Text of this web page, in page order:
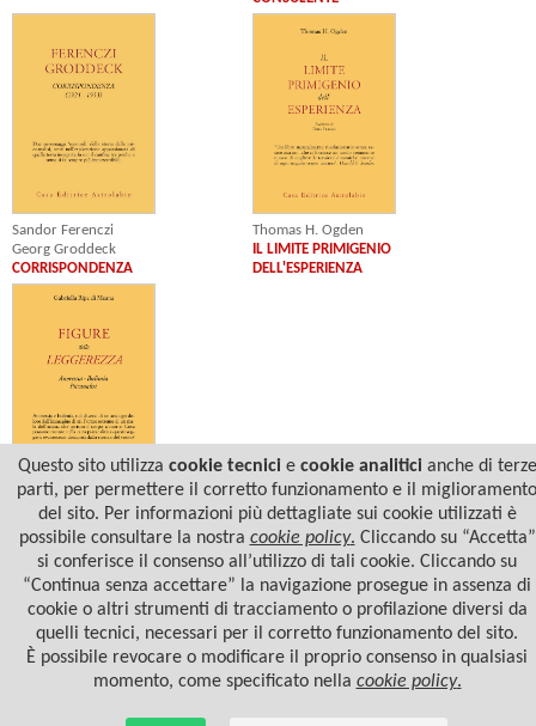
Sandor Ferenczi
Georg Groddeck
CORRISPONDENZA
Thomas H. Ogden
IL LIMITE PRIMIGENIO
DELL'ESPERIENZA
Gabriella Ripa di Meana
FIGURE DELLA LEGGEREZZA
Questo sito utilizza cookie tecnicie cookie analiticianche di terze
parti, per permettere il corretto funzionamento e il miglioramento
del sito. Per informazioni più dettagliate sui cookie utilizzati è
possibile consultare la nostra cookie policy. Cliccando su “Accetta”
si conferisce il consenso all’utilizzo di tali cookie. Cliccando su
“Continua senza accettare” la navigazione prosegue in assenza di
cookie o altri strumenti di tracciamento o profilazione diversi da
quelli tecnici, necessari per il corretto funzionamento del sito.
È possibile revocare o modificare il proprio consenso in qualsiasi
momento, come specificato nella cookie policy.